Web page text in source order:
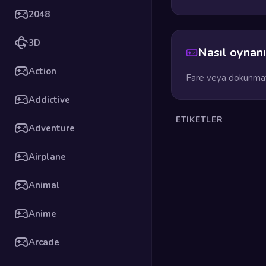
2048
3D
Action
Addictive
Adventure
Airplane
Animal
Anime
Arcade
Nasıl
Fare veya
ETIKETLER